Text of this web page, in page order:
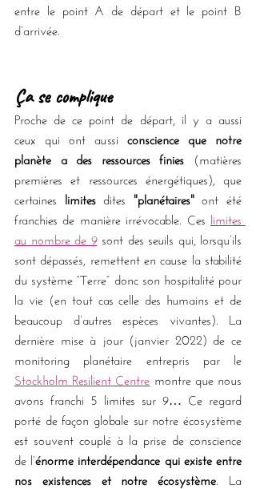
entre le point A de départ et le point B
d’arrivée.
Ça se complique
Proche de ce point de départ, il y a aussi
ceux qui ont aussi conscience que notre
planète a des ressources finies (matières
premières et ressources énergétiques), que
certaines
limites dites "planétaires" ont été
franchies de manière irrévocable. Ces
limites
au nombre de 9 sont des seuils qui, lorsqu’ils
sont dépassés, remettent en cause la stabilité
du système “Terre” donc son hospitalité pour
la vie (en tout cas celle des humains et de
beaucoup d’autres espèces vivantes). La
dernière mise à jour (janvier 2022) de ce
Stockholm Resilient Centre montre que nous
avons franchi 5 limites sur 9… Ce regard
porté de façon globale sur notre écosystème
est souvent couplé à la prise de conscience
de l’énorme interdépendance qui existe entre
nos existences et notre écosystème. La